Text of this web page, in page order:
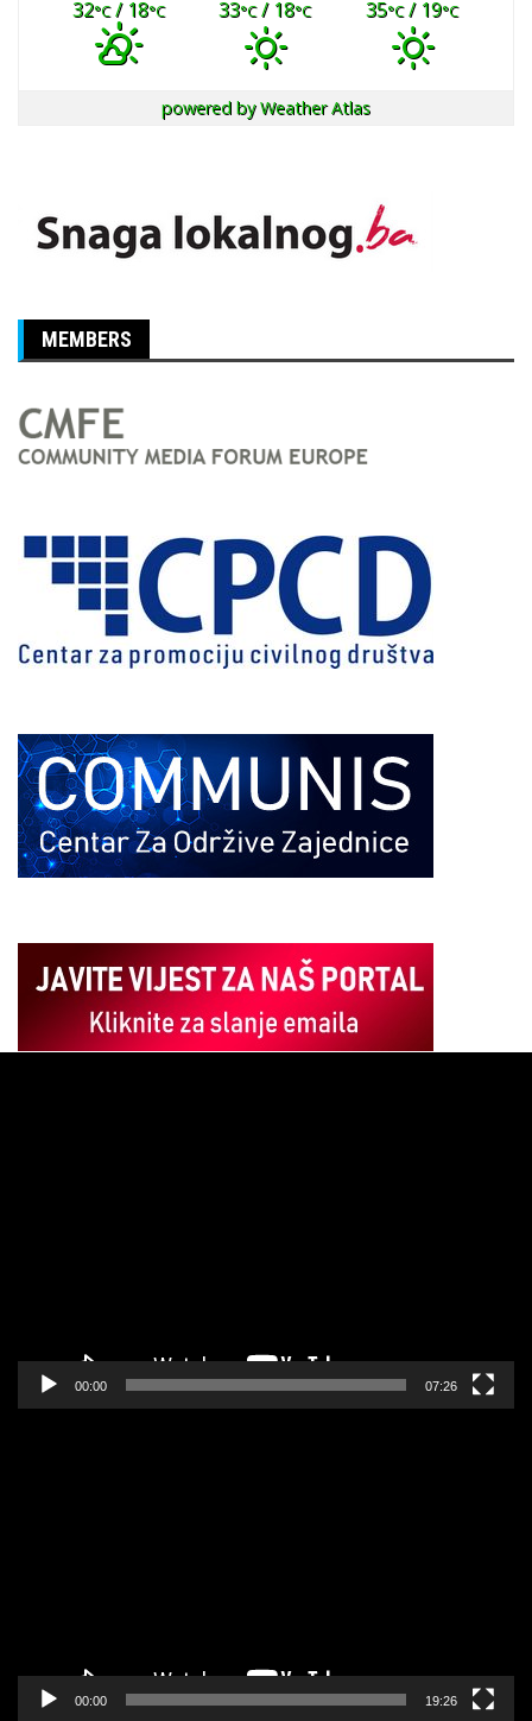
32°C/ 18°C 33°C/ 18°C 35°C/ 19°C
powered byWeather Atlas
MEMBERS
00:00 07:26
00:00 19:26